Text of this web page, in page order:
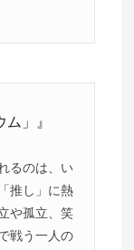
」』
るのは、い
推し」に熱
や孤立、笑
戦う一人の